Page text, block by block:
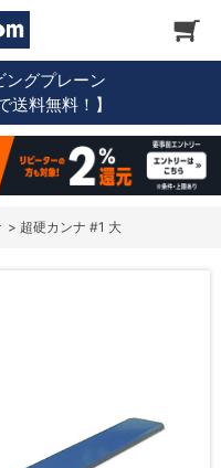
ングプレーン
送料無料！】
> 超硬カンナ #1 大